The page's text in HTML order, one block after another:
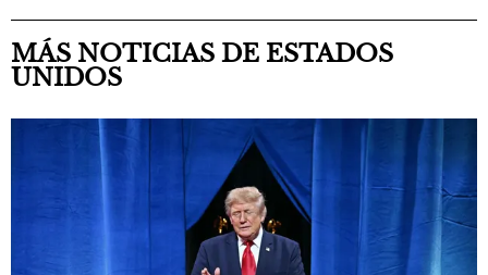
MÁS NOTICIAS DE ESTADOS
UNIDOS